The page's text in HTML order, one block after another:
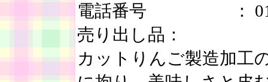
電話番号 ：
売り出し品：
カットりんご製造加工